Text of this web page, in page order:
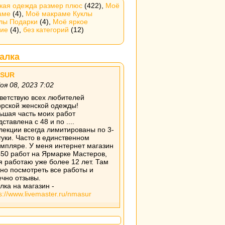
одежда размер плюс (422), Моё
(4), Моё макраме Куклы
Подарки (4), Моё яркое
(4), без категорий (12)
08, 2023 7:02
всех любителей
женской одежды!
часть моих работ
с 48 и по ....
всегда лимитированы по 3-
Часто в единственном
У меня интернет магазин
работ на Ярмарке Мастеров,
работаю уже более 12 лет. Там
посмотреть все работы и
отзывы.
на магазин -
www.livemaster.ru/nmasur